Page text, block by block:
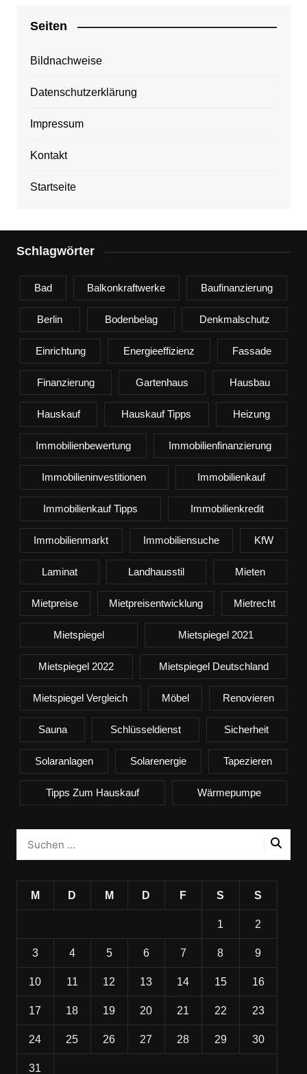
Seiten
Bildnachweise
Datenschutzerklärung
Impressum
Kontakt
Startseite
Schlagwörter
Bad Balkonkraftwerke Baufinanzierung
Berlin Bodenbelag Denkmalschutz
Einrichtung Energieeffizienz Fassade
Finanzierung Gartenhaus Hausbau
Hauskauf Hauskauf Tipps Heizung
Immobilienbewertung Immobilienfinanzierung
Immobilieninvestitionen Immobilienkauf
Immobilienkauf Tipps Immobilienkredit
Immobilienmarkt Immobiliensuche KfW
Laminat Landhausstil Mieten
Mietpreise Mietpreisentwicklung Mietrecht
Mietspiegel Mietspiegel 2021
Mietspiegel 2022 Mietspiegel Deutschland
Mietspiegel Vergleich Möbel Renovieren
Sauna Schlüsseldienst Sicherheit
Solaranlagen Solarenergie Tapezieren
Tipps Zum Hauskauf Wärmepumpe
M D M D F S S
1 2
3 4 5 6 7 8 9
10 11 12 13 14 15 16
17 18 19 20 21 22 23
24 25 26 27 28 29 30
31